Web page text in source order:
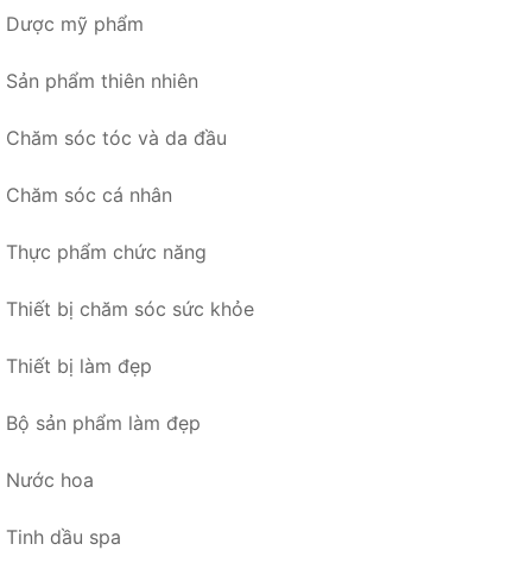
Dược mỹ phẩm
Sản phẩm thiên nhiên
Chăm sóc tóc và da đầu
Chăm sóc cá nhân
Thực phẩm chức năng
Thiết bị chăm sóc sức khỏe
Thiết bị làm đẹp
Bộ sản phẩm làm đẹp
Nước hoa
Tinh dầu spa